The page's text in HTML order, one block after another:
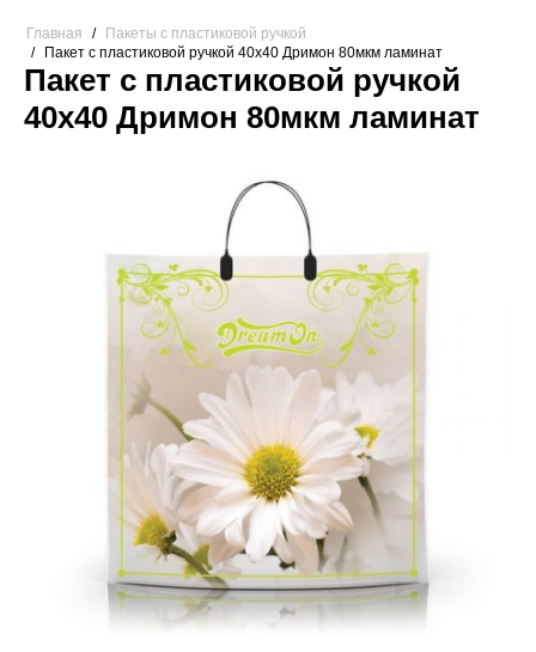
Главная /
Пакеты с пластиковой ручкой
/
Пакет с пластиковой ручкой 40x40 Дримон 80мкм ламинат
Пакет с пластиковой ручкой
40x40 Дримон 80мкм ламинат